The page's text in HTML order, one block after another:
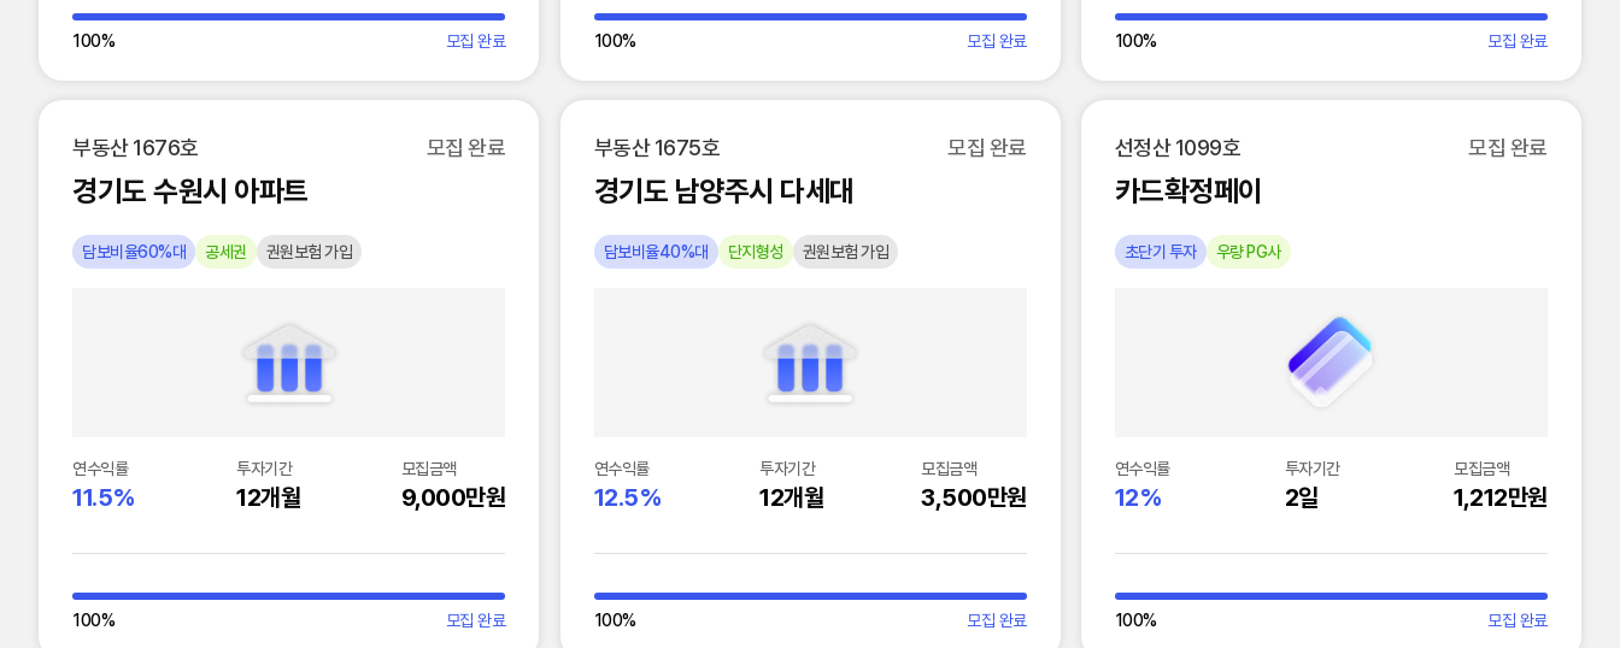
100% 모집 완료 100% 모집 완료 100% 모집 완료
부동산 1676호 모집 완료
경기도 수원시 아파트
담보비율60%대 공세권 권원보험 가입
연수익률
11.5%
투자기간
12개월
모집금액
9,000만원
100% 모집 완료
부동산 1675호 모집 완료
경기도 남양주시 다세대
담보비율40%대 단지형성 권원보험 가입
연수익률
12.5%
투자기간
12개월
모집금액
3,500만원
100% 모집 완료
선정산 1099호 모집 완료
카드확정페이
초단기 투자 우량 PG사
연수익률
12%
투자기간
2일
모집금액
1,212만원
100% 모집 완료